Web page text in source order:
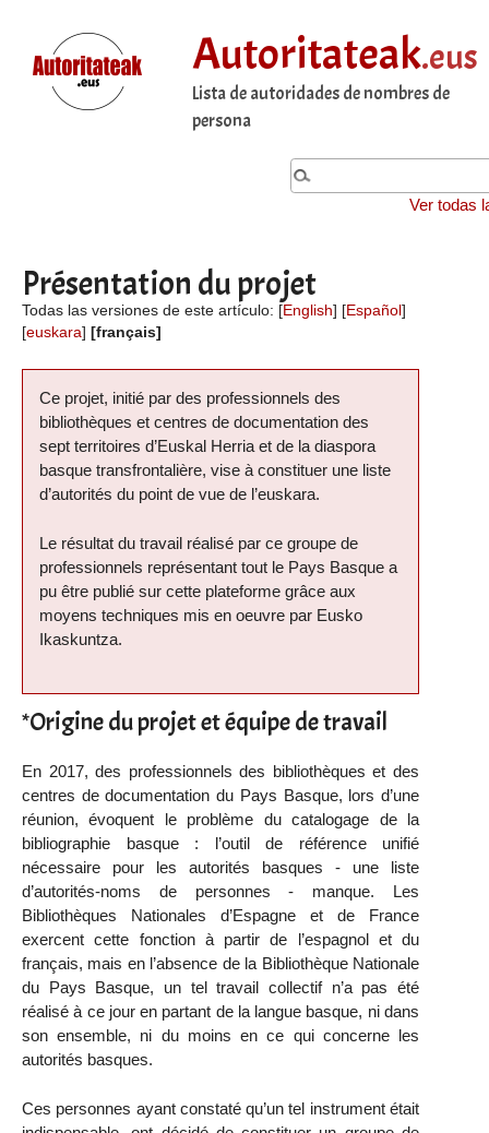
Autoritateak.eus
Lista de autoridades de nombres de
persona
Ver todas
Présentation du projet
Todas las versiones de este artículo: [English] [Español ]
[euskara] [français]
Ce projet, initié par des professionnels des
bibliothèques et centres de documentation des
sept territoires d’Euskal Herria et de la diaspora
basque transfrontalière, vise à constituer une liste
d’autorités du point de vue de l’euskara.
Le résultat du travail réalisé par ce groupe de
professionnels représentant tout le Pays Basque a
pu être publié sur cette plateforme grâce aux
moyens techniques mis en oeuvre par Eusko
Ikaskuntza.
*Origine du projet et équipe de travail
En 2017, des professionnels des bibliothèques et des
centres de documentation du Pays Basque, lors d’une
réunion, évoquent le problème du catalogage de la
bibliographie basque : l’outil de référence unifié
nécessaire pour les autorités basques - une liste
d’autorités-noms de personnes - manque. Les
Bibliothèques Nationales d’Espagne et de France
exercent cette fonction à partir de l’espagnol et du
français, mais en l’absence de la Bibliothèque Nationale
du Pays Basque, un tel travail collectif n’a pas été
réalisé à ce jour en partant de la langue basque, ni dans
son ensemble, ni du moins en ce qui concerne les
autorités basques.
Ces personnes ayant constaté qu’un tel instrument était